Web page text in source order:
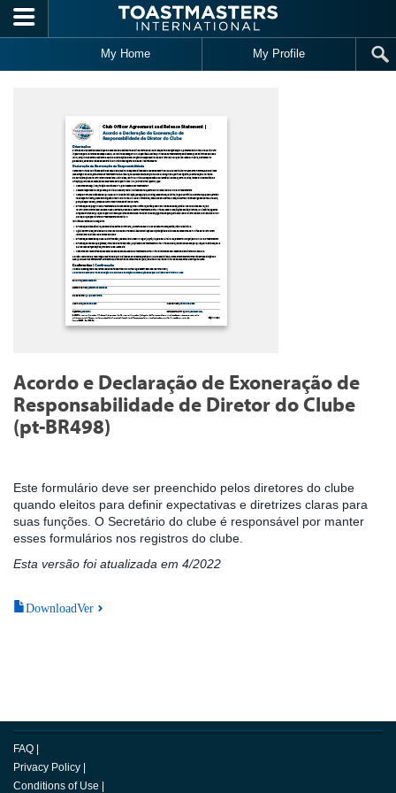
Skip to main content
My Home My Profile
Acordo e Declaração de Exoneração de
Responsabilidade de Diretor do Clube
(pt-BR498)
Este formulário deve ser preenchido pelos diretores do clube
quando eleitos para definir expectativas e diretrizes claras para
suas funções. O Secretário do clube é responsável por manter
esses formulários nos registros do clube.
Esta versão foi atualizada em 4/2022
DownloadVer
FAQ
Privacy Policy
Conditions of Use